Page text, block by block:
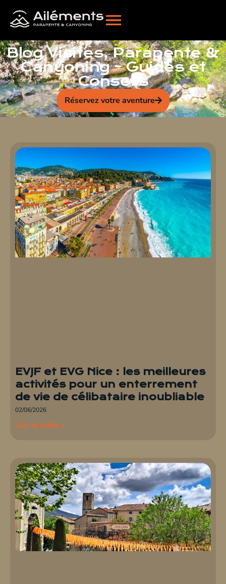
Blog Visites, Parapente &
Canyoning - Guides et
Conseils
Réservez votre aventure
EVJF et EVG Nice : les meilleures
activités pour un enterrement
de vie de célibataire inoubliable
02/06/2026
Lire la suite »